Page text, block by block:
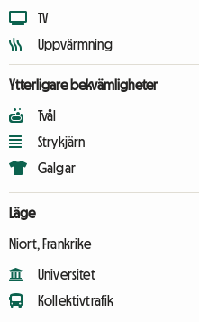
TV
Uppvärmning
Ytterligare bekvämligheter
Tvål
Strykjärn
Galgar
Läge
Niort, Frankrike
Universitet
Kollektivtrafik